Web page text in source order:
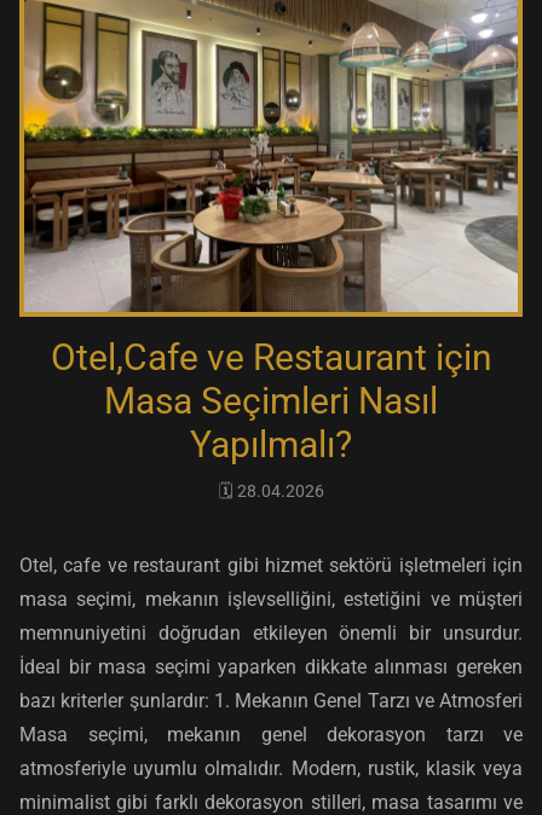
Otel,Cafe ve Restaurant için
Masa Seçimleri Nasıl
Yapılmalı?
🗓️ 28.04.2026
Otel, cafe ve restaurant gibi hizmet sektörü işletmeleri için
masa seçimi, mekanın işlevselliğini, estetiğini ve müşteri
memnuniyetini doğrudan etkileyen önemli bir unsurdur.
İdeal bir masa seçimi yaparken dikkate alınması gereken
bazı kriterler şunlardır: 1. Mekanın Genel Tarzı ve Atmosferi
Masa seçimi, mekanın genel dekorasyon tarzı ve
atmosferiyle uyumlu olmalıdır. Modern, rustik, klasik veya
minimalist gibi farklı dekorasyon stilleri, masa tasarımı ve